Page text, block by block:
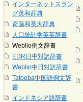
インターネットスラン
グ英和辞典
斎藤和英大辞典
人口統計学英英辞書
Weblio例文辞書
EDR日中対訳辞書
Weblio中日対訳辞書
Tatoeba中国語例文辞
書
インドネシア語辞書